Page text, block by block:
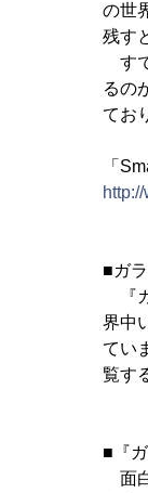
の世
残す
す
るの
てお
「
■ガ
『
界中
てい
覧す
■『
面